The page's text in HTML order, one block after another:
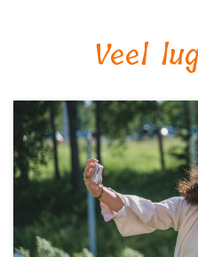
Veel